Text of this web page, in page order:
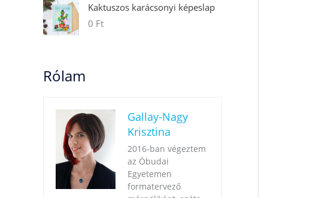
t
9
0
t
-
Kaktuszos karácsonyi képeslap
0 Ft
Rólam
Gallay-Nagy
Krisztina
2016-ban végeztem
az Óbudai
Egyetemen
formatervező